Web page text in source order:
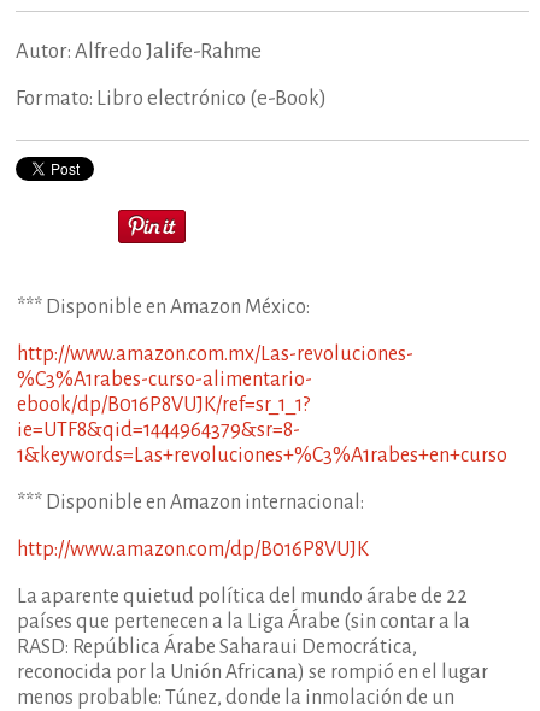
Autor: Alfredo Jalife-Rahme
Formato: Libro electrónico (e-Book)
*** Disponible en Amazon México:
http://www.amazon.com.mx/Las-revoluciones-
%C3%A1rabes-curso-alimentario-
ebook/dp/B016P8VUJK/ref=sr_1_1?
ie=UTF8&qid=1444964379&sr=8-
1&keywords=Las+revoluciones+%C3%A1rabes+en+curso
*** Disponible en Amazon internacional:
http://www.amazon.com/dp/B016P8VUJK
La aparente quietud política del mundo árabe de 22
países que pertenecen a la Liga Árabe (sin contar a la
RASD: República Árabe Saharaui Democrática,
reconocida por la Unión Africana) se rompió en el lugar
menos probable: Túnez, donde la inmolación de un